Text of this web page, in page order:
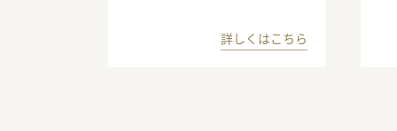
詳しくはこちら